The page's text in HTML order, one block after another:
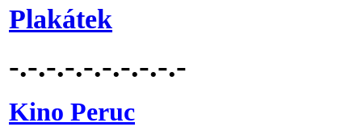
Plakátek
-.-.-.-.-.-.-.-.-.-
Kino Peruc